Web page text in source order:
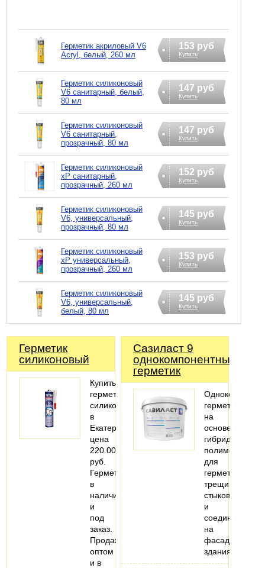
Герметик акриловый V6
Acryl, белый, 260 мл
153 руб
Купить
Герметик силиконовый
V6 санитарный, белый,
80 мл
147 руб
Купить
Герметик силиконовый
V6 санитарный,
прозрачный, 80 мл
147 руб
Купить
Герметик силиконовый
xP санитарный,
прозрачный, 260 мл
152 руб
Купить
Герметик силиконовый
V6, универсальный,
прозрачный, 80 мл
145 руб
Купить
Герметик силиконовый
xP универсальный,
прозрачный, 260 мл
153 руб
Купить
Герметик силиконовый
V6, универсальный,
белый, 80 мл
145 руб
Купить
Герметик
силиконовый
Купить
герметик
силиконовый
в
Екатеринбурге,
цена
220.00
руб.
Герметик
в
наличии
и
под
заказ.
Продажа
оптом
и в
Сазиласт 9
однокомпонентный
герметик
герметик
на
основе
гибридного
полимера,
для
герметизация
трещин,
стыков
и
соединений
на
фасадах
здания.